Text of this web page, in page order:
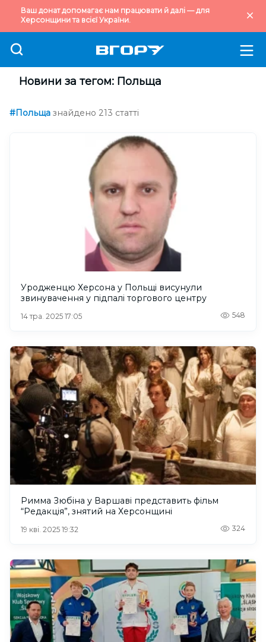
Ваш донат допомагає нам працювати й далі — для
Херсонщини та всієї України.
Новини за тегом: Польща
#Польща знайдено 213 статті
Уродженцю Херсона у Польщі висунули
звинувачення у підпалі торгового центру
14 тра. 2025 17:05 548
Римма Зюбіна у Варшаві представить фільм
“Редакція”, знятий на Херсонщині
19 кві. 2025 19:32 324